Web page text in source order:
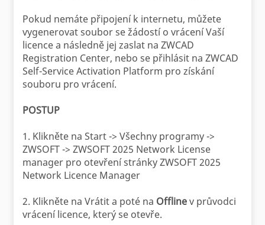
Pokud nemáte připojení k internetu, můžete
vygenerovat soubor se žádostí o vrácení Vaší
licence a následně jej zaslat na ZWCAD
Registration Center, nebo se přihlásit na ZWCAD
Self-Service Activation Platform pro získání
souboru pro vrácení.
POSTUP
1. Klikněte na Start -> Všechny programy ->
ZWSOFT -> ZWSOFT 2025 Network License
manager pro otevření stránky ZWSOFT 2025
Network Licence Manager
2. Klikněte na Vrátit a poté na Offlinev průvodci
vrácení licence, který se otevře.